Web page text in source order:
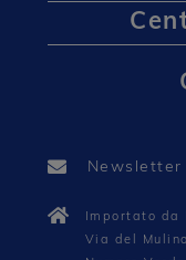
Newsletter
Importato da
Via del